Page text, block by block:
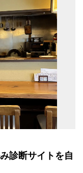
診断サイトを自